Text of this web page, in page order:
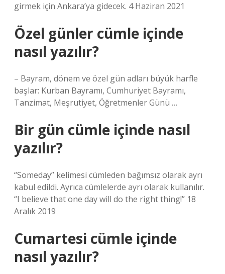
girmek için Ankara’ya gidecek. 4 Haziran 2021
Özel günler cümle içinde
nasıl yazılır?
– Bayram, dönem ve özel gün adları büyük harfle
başlar: Kurban Bayramı, Cumhuriyet Bayramı,
Tanzimat, Meşrutiyet, Öğretmenler Günü …
Bir gün cümle içinde nasıl
yazılır?
“Someday” kelimesi cümleden bağımsız olarak ayrı
kabul edildi. Ayrıca cümlelerde ayrı olarak kullanılır.
“I believe that one day will do the right thing!” 18
Aralık 2019
Cumartesi cümle içinde
nasıl yazılır?